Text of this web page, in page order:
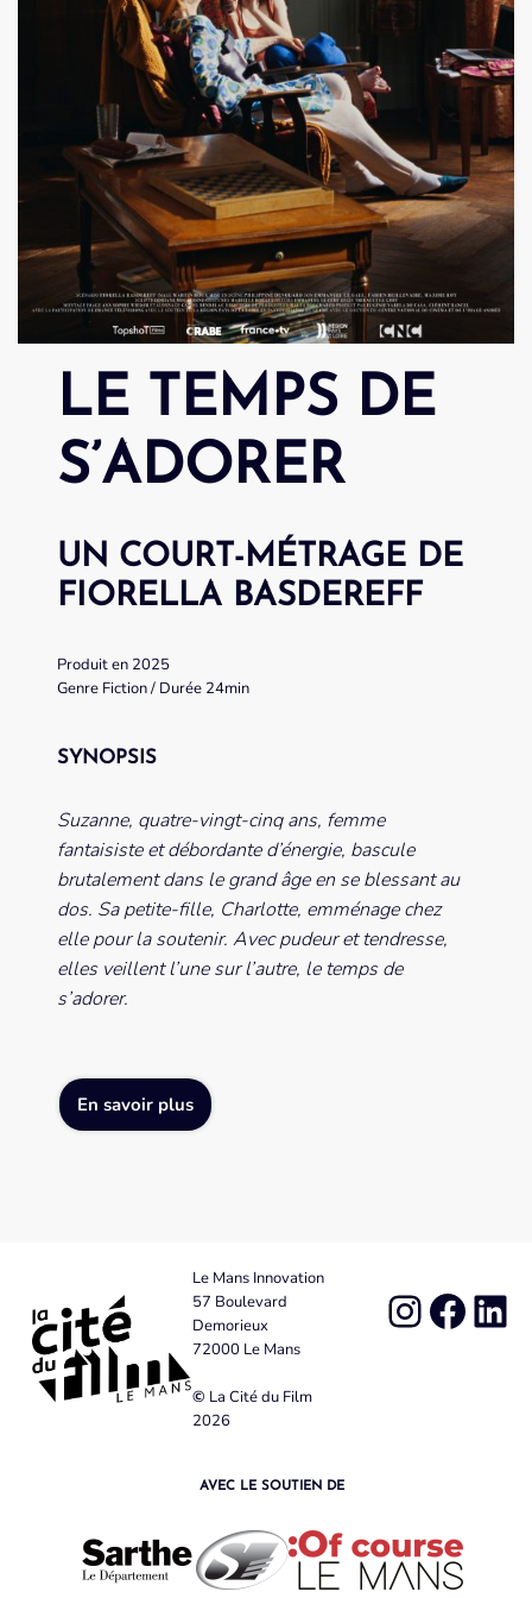
LE TEMPS DE
S’ADORER
UN COURT-MÉTRAGE DE
FIORELLA BASDEREFF
Produit en 2025
Genre Fiction / Durée 24min
SYNOPSIS
Suzanne, quatre-vingt-cinq ans, femme
fantaisiste et débordante d’énergie, bascule
brutalement dans le grand âge en se blessant au
dos. Sa petite-fille, Charlotte, emménage chez
elle pour la soutenir. Avec pudeur et tendresse,
elles veillent l’une sur l’autre, le temps de
s’adorer.
En savoir plus
Le Mans Innovation
57 Boulevard
Demorieux
72000 Le Mans
© La Cité du Film
2026
AVEC LE SOUTIEN DE